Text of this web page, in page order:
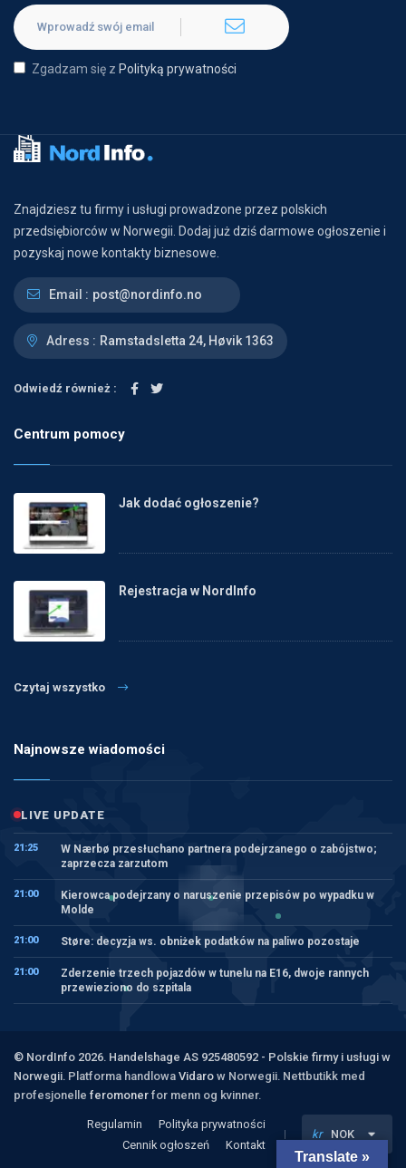
Zgadzam się z Polityką prywatności
Znajdziesz tu firmy i usługi prowadzone przez polskich
przedsiębiorców w Norwegii. Dodaj już dziś darmowe ogłoszenie i
pozyskaj nowe kontakty biznesowe.
Email : post@nordinfo.no
Adress : Ramstadsletta 24, Høvik 1363
Odwiedź również :
Centrum pomocy
Jak dodać ogłoszenie?
Rejestracja w NordInfo
Czytaj wszystko
Najnowsze wiadomości
LIVE UPDATE
21:25
W Nærbø przesłuchano partnera podejrzanego o zabójstwo;
zaprzecza zarzutom
21:00
Kierowca podejrzany o naruszenie przepisów po wypadku w
Molde
21:00 Støre: decyzja ws. obniżek podatków na paliwo pozostaje
21:00
Zderzenie trzech pojazdów w tunelu na E16, dwoje rannych
przewieziono do szpitala
© NordInfo 2026. Handelshage AS 925480592 - Polskie firmy i usługi w
Norwegii. Platforma handlowa Vidaro w Norwegii. Nettbutikk med
profesjonelle feromoner for menn og kvinner.
Regulamin
Polityka prywatności
Cennik ogłoszeń
Kontakt
kr NOK
Translate »